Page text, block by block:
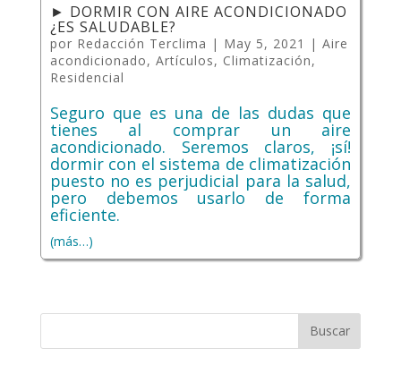
► DORMIR CON AIRE ACONDICIONADO
¿ES SALUDABLE?
por Redacción Terclima | May 5, 2021 | Aire
acondicionado, Artículos, Climatización,
Residencial
Seguro que es una de las dudas que
tienes al comprar un aire
acondicionado. Seremos claros, ¡sí!
dormir con el sistema de climatización
puesto no es perjudicial para la salud,
pero debemos usarlo de forma
eficiente.
(más…)